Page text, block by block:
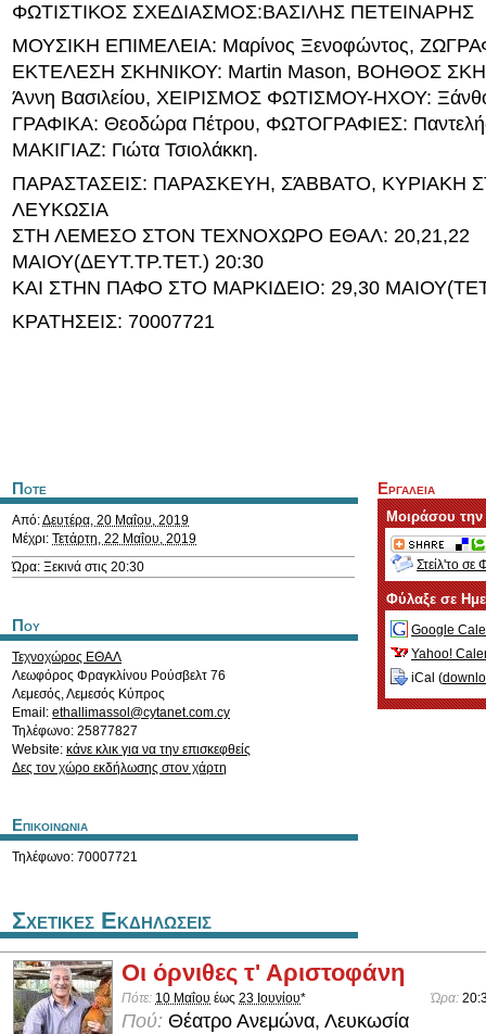
ΦΩΤΙΣΤΙΚΟΣ ΣΧΕΔΙΑΣΜΟΣ:ΒΑΣΙΛΗΣ ΠΕΤΕΙΝΑΡΗΣ
ΜΟΥΣΙΚΗ ΕΠΙΜΕΛΕΙΑ: Μαρίνος Ξενοφώντος,
ΕΚΤΕΛΕΣΗ ΣΚΗΝΙΚΟΥ: Martin Mason, ΒΟΗΘΟΣ
Άννη Βασιλείου, ΧΕΙΡΙΣΜΟΣ ΦΩΤΙΣΜΟΥ-ΗΧΟΥ:
ΓΡΑΦΙΚΑ: Θεοδώρα Πέτρου, ΦΩΤΟΓΡΑΦΙΕΣ:
ΜΑΚΙΓΙΑΖ: Γιώτα Τσιολάκκη.
ΠΑΡΑΣΤΑΣΕΙΣ: ΠΑΡΑΣΚΕΥΗ, ΣΆΒΒΑΤΟ, ΚΥΡΙΑΚΗ
ΛΕΥΚΩΣΙΑ
ΣΤΗ ΛΕΜΕΣΟ ΣΤΟΝ ΤΕΧΝΟΧΩΡΟ ΕΘΑΛ: 20,21,22
ΜΑΙΟΥ(ΔΕΥΤ.ΤΡ.ΤΕΤ.) 20:30
ΚΑΙ ΣΤΗΝ ΠΑΦΟ ΣΤΟ ΜΑΡΚΙΔΕΙΟ: 29,30
ΚΡΑΤΗΣΕΙΣ: 70007721
Ποτε
Από:Δευτέρα, 20 Μαΐου, 2019
Μέχρι: Τετάρτη, 22 Μαΐου, 2019
Ώρα: Ξεκινά στις 20:30
Που
Τεχνοχώρος ΕΘΑΛ
Λεωφόρος Φραγκλίνου Ρούσβελτ 76
Λεμεσός,Λεμεσός Κύπρος
Email: ethallimassol@cytanet.com.cy
Τηλέφωνο: 25877827
Website: κάνε κλικ για να την επισκεφθείς
Δες τον χώρο εκδήλωσης στον χάρτη
Επικοινωνια
Τηλέφωνο: 70007721
Εργαλεια
Μοιράσου
Στείλ'το σε
Φύλαξε σε
Google
Yahoo!
iCal (
Σχετικες Εκδηλωσεις
Οι όρνιθες τ' Αριστοφάνη
Πότε: 10 Μαΐου έως 23 Ιουνίου* Ώρα:
Πού: Θέατρο Ανεμώνα, Λευκωσία